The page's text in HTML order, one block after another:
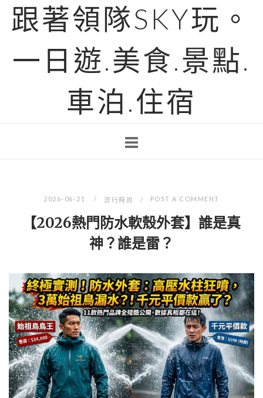
跟著領隊SKY玩。
一日遊.美食.景點.
車泊.住宿
2026-06-21 流行時尚 POST A COMMENT
【2026熱門防水軟殼外套】誰是真
神？誰是雷？